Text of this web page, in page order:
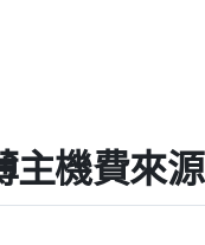
主機費來源